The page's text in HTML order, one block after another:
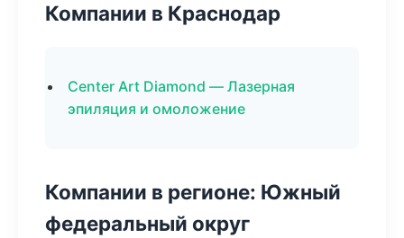
Компании в Краснодар
Center Art Diamond — Лазерная
эпиляция и омоложение
Компании в регионе: Южный
федеральный округ